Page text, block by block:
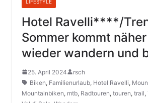
LIFESTYLE
Hotel Ravelli****/
Sommer kommt
wieder wandern und
25. April 2024
rsch
Biken, Familienurlaub, Hotel Ravelli,
Mountainbiken, mtb, Radtouren, touren, trail,